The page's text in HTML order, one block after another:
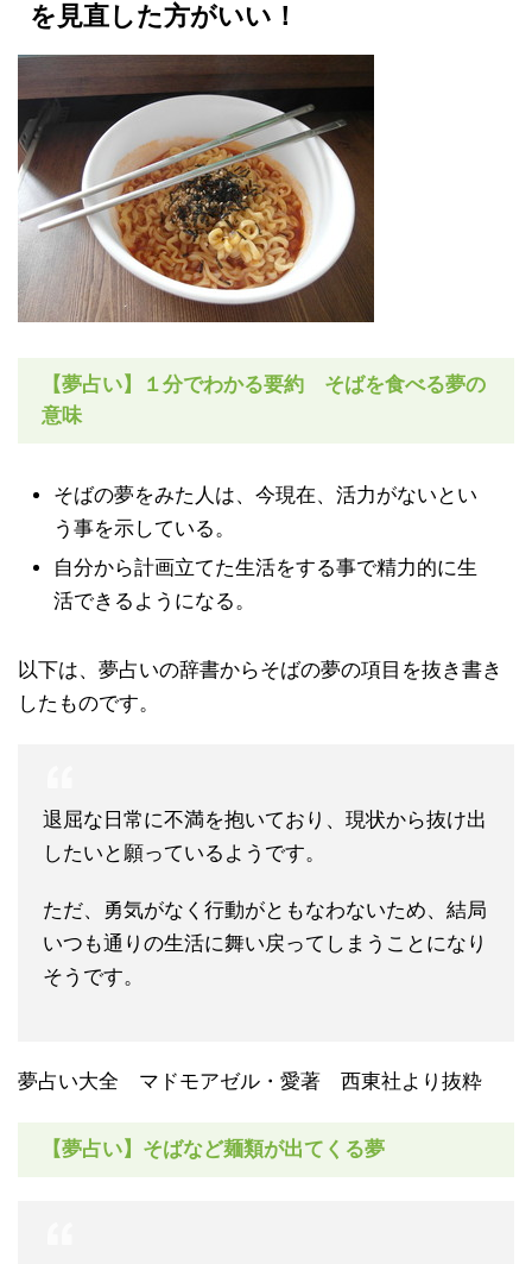
を見直した方がいい！
【夢占い】１分でわかる要約 そばを食べる夢の
意味
そばの夢をみた人は、今現在、活力がないとい
う事を示している。
自分から計画立てた生活をする事で精力的に生
活できるようになる。
以下は、夢占いの辞書からそばの夢の項目を抜き書き
したものです。
退屈な日常に不満を抱いており、現状から抜け出
したいと願っているようです。
ただ、勇気がなく行動がともなわないため、結局
いつも通りの生活に舞い戻ってしまうことになり
そうです。
夢占い大全 マドモアゼル・愛著 西東社より抜粋
【夢占い】そばなど麺類が出てくる夢